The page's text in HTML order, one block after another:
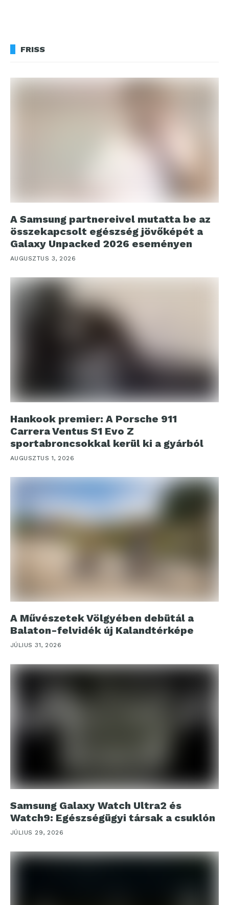
FRISS
A Samsung partnereivel mutatta be az
összekapcsolt egészség jövőképét a
Galaxy Unpacked 2026 eseményen
AUGUSZTUS 3, 2026
Hankook premier: A Porsche 911
Carrera Ventus S1 Evo Z
sportabroncsokkal kerül ki a gyárból
AUGUSZTUS 1, 2026
A Művészetek Völgyében debütál a
Balaton-felvidék új Kalandtérképe
JÚLIUS 31, 2026
Samsung Galaxy Watch Ultra2 és
Watch9: Egészségügyi társak a csuklón
JÚLIUS 29, 2026